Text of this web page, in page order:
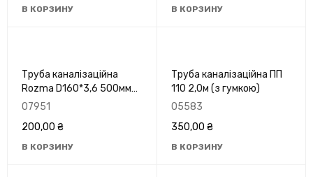
В КОРЗИНУ В КОРЗИНУ
Труба каналізаційна
Rozma D160*3,6 500мм
зовнішня оранж.
07951
200,00 ₴
В КОРЗИНУ
Труба каналізаційна ПП
110 2,0м (з гумкою)
05583
350,00 ₴
В КОРЗИНУ